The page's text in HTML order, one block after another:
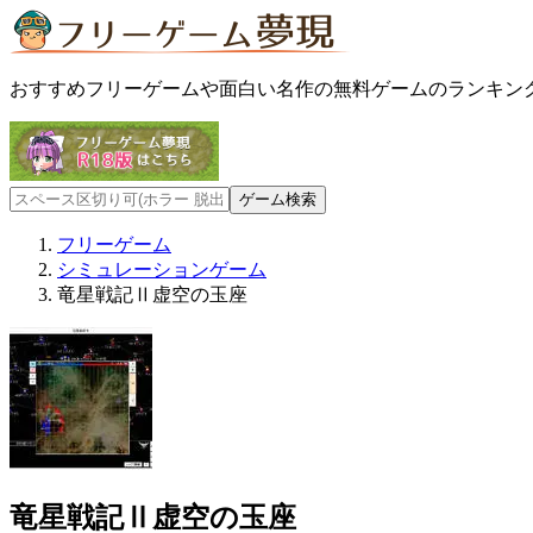
おすすめフリーゲームや面白い名作の無料ゲームのランキン
フリーゲーム
シミュレーションゲーム
竜星戦記Ⅱ虚空の玉座
竜星戦記Ⅱ虚空の玉座